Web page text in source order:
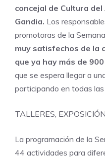
concejal de Cultura
Gandia. Los
promotoras de la
muy satisfechos de la
que ya hay más de
que se espera llegar a
participando en todas las
TALLERES,
La programación de la
44 actividades para